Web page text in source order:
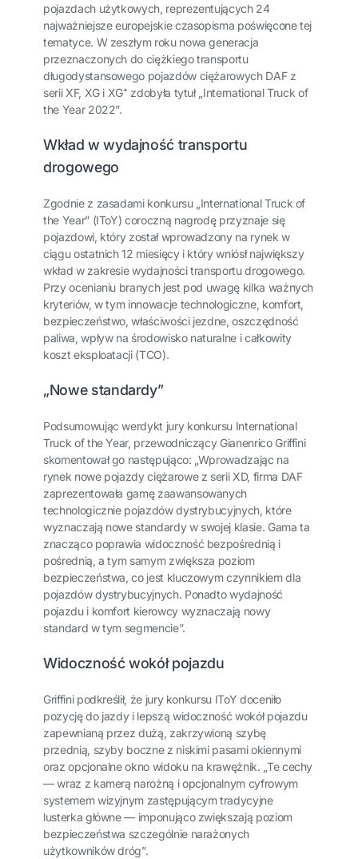
pojazdach użytkowych, reprezentujących 24
najważniejsze europejskie czasopisma poświęcone tej
tematyce. W zeszłym roku nowa generacja
przeznaczonych do ciężkiego transportu
długodystansowego pojazdów ciężarowych DAF z
serii XF, XG i XG⁺ zdobyła tytuł „International Truck of
the Year 2022”.
Wkład w wydajność transportu
drogowego
Zgodnie z zasadami konkursu „International Truck of
the Year” (IToY) coroczną nagrodę przyznaje się
pojazdowi, który został wprowadzony na rynek w
ciągu ostatnich 12 miesięcy i który wniósł największy
wkład w zakresie wydajności transportu drogowego.
Przy ocenianiu branych jest pod uwagę kilka ważnych
kryteriów, w tym innowacje technologiczne, komfort,
bezpieczeństwo, właściwości jezdne, oszczędność
paliwa, wpływ na środowisko naturalne i całkowity
koszt eksploatacji (TCO).
„Nowe standardy”
Podsumowując werdykt jury konkursu International
Truck of the Year, przewodniczący Gianenrico Griffini
skomentował go następująco: „Wprowadzając na
rynek nowe pojazdy ciężarowe z serii XD, firma DAF
zaprezentowała gamę zaawansowanych
technologicznie pojazdów dystrybucyjnych, które
wyznaczają nowe standardy w swojej klasie. Gama ta
znacząco poprawia widoczność bezpośrednią i
pośrednią, a tym samym zwiększa poziom
bezpieczeństwa, co jest kluczowym czynnikiem dla
pojazdów dystrybucyjnych. Ponadto wydajność
pojazdu i komfort kierowcy wyznaczają nowy
standard w tym segmencie”.
Widoczność wokół pojazdu
Griffini podkreślił, że jury konkursu IToY doceniło
pozycję do jazdy i lepszą widoczność wokół pojazdu
zapewnianą przez dużą, zakrzywioną szybę
przednią, szyby boczne z niskimi pasami okiennymi
oraz opcjonalne okno widoku na krawężnik. „Te cechy
— wraz z kamerą narożną i opcjonalnym cyfrowym
systemem wizyjnym zastępującym tradycyjne
lusterka główne — imponująco zwiększają poziom
bezpieczeństwa szczególnie narażonych
użytkowników dróg”.